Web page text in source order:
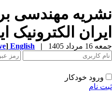
مهندسی
الکترونیک
مرداد 1405 |
English
]
ورود خودکار
نام